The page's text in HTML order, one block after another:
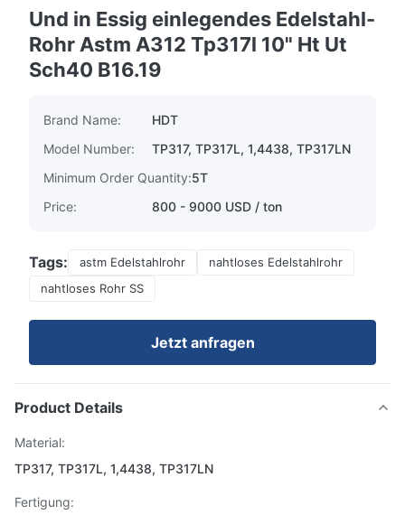
Und in Essig einlegendes Edelstahl-
Rohr Astm A312 Tp317l 10" Ht Ut
Sch40 B16.19
Brand Name:
HDT
Model Number:
TP317, TP317L, 1,4438, TP317LN
Minimum Order Quantity:5T
Price:
800 - 9000 USD / ton
Tags: astm Edelstahlrohr
nahtloses Edelstahlrohr
nahtloses Rohr SS
Jetzt anfragen
Product Details
Material:
TP317, TP317L, 1,4438, TP317LN
Fertigung: